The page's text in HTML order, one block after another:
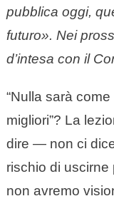
pubblica oggi,
futuro». Nei
d’intesa con il
“Nulla sarà
migliori”? La
dire — non ci
rischio di uscirne
non avremo